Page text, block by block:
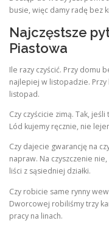
busie, więc damy radę bez
Najczęstsze
Piastowa
Ile razy czyścić. Przy domu
najlepiej w listopadzie.
listopad.
Czy czyścicie zimą. Tak,
Lód kujemy ręcznie, nie
Czy dajecie gwarancję na
napraw. Na czyszczenie
liści z sąsiedniej działki.
Czy robicie same rynny
Dworcowej robiliśmy trzy
pracy na linach.